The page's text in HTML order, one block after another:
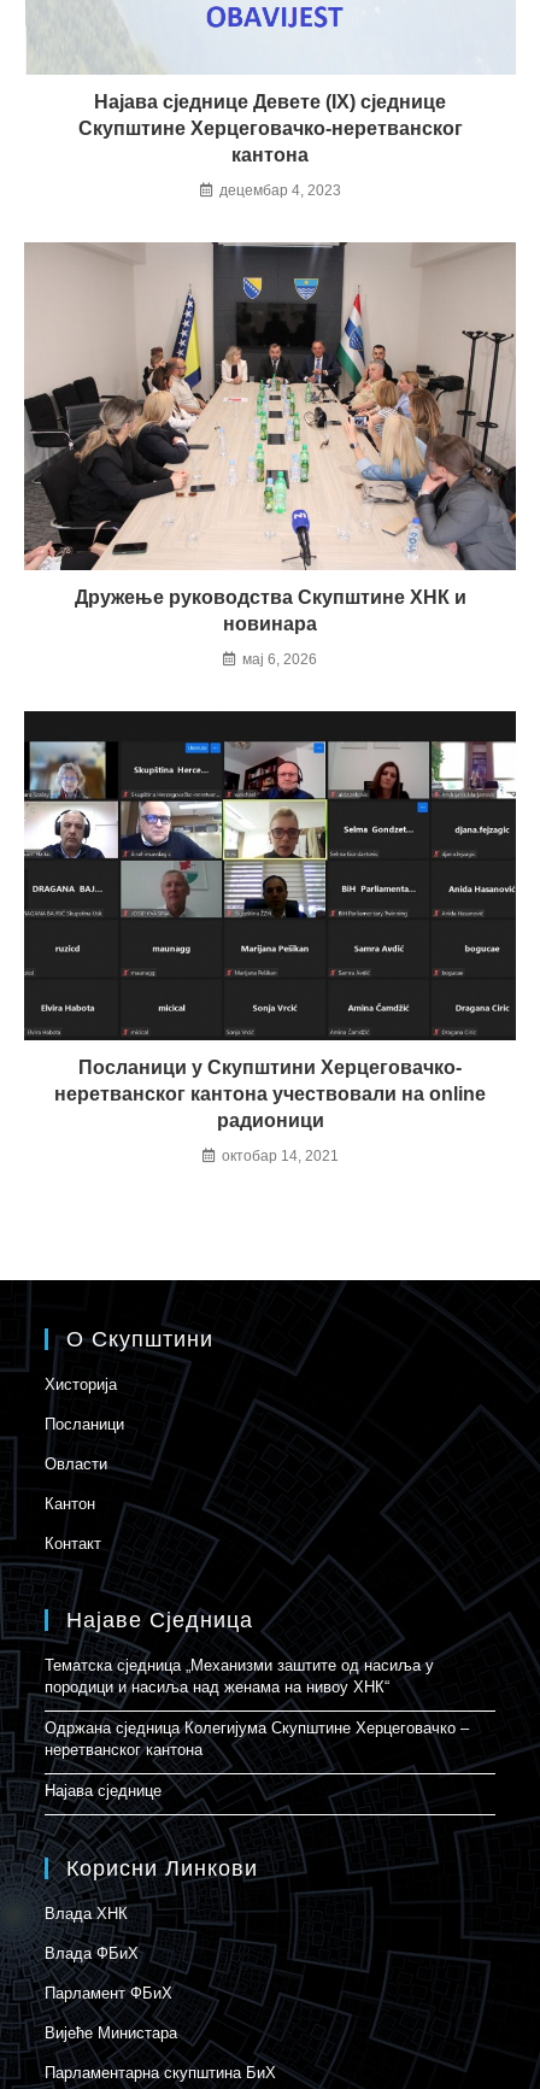
Најава сједнице Девете (IX) сједнице
Скупштине Херцеговачко-неретванског
кантона
децембар 4, 2023
Дружење руководства Скупштине ХНК и
новинара
мај 6, 2026
Посланици у Скупштини Херцеговачко-
неретванског кантона учествовали на online
радионици
октобар 14, 2021
О Скупштини
Хисторија
Посланици
Овласти
Кантон
Контакт
Најаве Сједница
Тематска сједница „Механизми заштите од насиља у
породици и насиља над женама на нивоу ХНК“
Одржана сједница Колегијума Скупштине Херцеговачко –
неретванског кантона
Најава сједнице
Корисни Линкови
Влада ХНК
Влада ФБиХ
Парламент ФБиХ
Вијеће Министара
Парламентарна скупштина БиХ